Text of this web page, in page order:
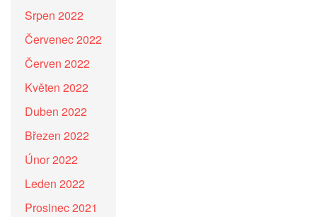
Srpen 2022
Červenec 2022
Červen 2022
Květen 2022
Duben 2022
Březen 2022
Únor 2022
Leden 2022
Prosinec 2021